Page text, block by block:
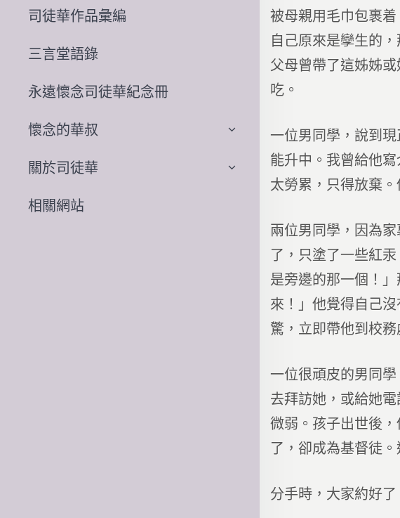
司徒華作品彙編
三言堂語錄
永遠懷念司徒華紀念冊
懷念的華叔
關於司徒華
相關網站
被母親用毛巾包裹
自己原來是孿生的
父母曾帶了這姊姊
吃。
一位男同學，說到
能升中。我曾給他
太勞累，只得放棄
兩位男同學，因為
了，只塗了一些紅
是旁邊的那一個！
來！」他覺得自己
驚，立即帶他到校
一位很頑皮的男同
去拜訪她，或給她
微弱。孩子出世後
了，卻成為基督徒
分手時，大家約好